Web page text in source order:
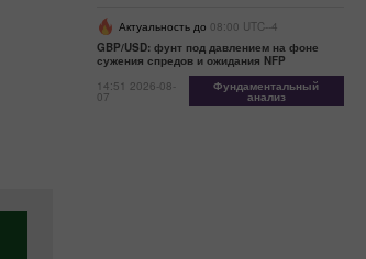
Актуальность до 08:00 UTC--4
GBP/USD: фунт под давлением на фоне
сужения спредов и ожидания NFP
14:51 2026-08-
07
Фундаментальный
анализ